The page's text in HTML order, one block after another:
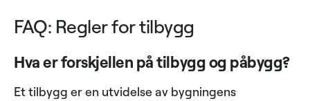
FAQ: Regler for tilbygg
Hva er forskjellen på tilbygg og påbygg?
Et tilbygg er en utvidelse av bygningens